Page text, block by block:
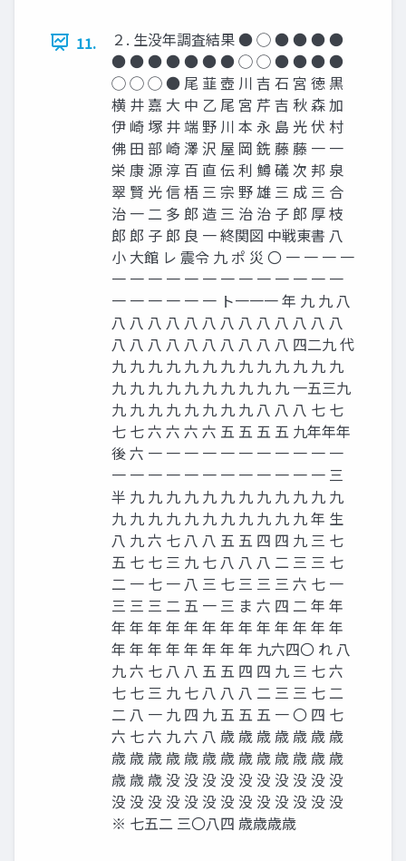
11.
２. 生没年調査結果 ● ◯ ● ● ● ●
● ● ● ● ● ● ● ◯ ◯ ● ● ● ●
◯ ◯ ◯ ● 尾 韮 壺 川 吉 石 宮 徳 黒
横 井 嘉 大 中 乙 尾 宮 芹 吉 秋 森 加
伊 崎 塚 井 端 野 川 本 永 島 光 伏 村
佛 田 部 崎 澤 沢 屋 岡 銑 藤 藤 一 一
栄 康 源 淳 百 直 伝 利 鱒 礒 次 邦 泉
翠 賢 光 信 梧 三 宗 野 雄 三 成 三 合
治 一 二 多 郎 造 三 治 治 子 郎 厚 枝
郎 郎 子 郎 良 一 終関図 中戦東書 八
小 大館 レ 震令 九 ポ 災 〇 一 一 一 一
一 一 一 一 一 一 一 一 一 一 一 一 一
一 一 一 一 一 一 ト一一一 年 九 九 八
八 八 八 八 八 八 八 八 八 八 八 八 八
八 八 八 八 八 八 八 八 八 八 四二九 代
九 九 九 九 九 九 九 九 九 九 九 九 九
九 九 九 九 九 九 九 九 九 九 一五三九
九 九 九 九 九 九 九 九 八 八 八 七 七
七 七 六 六 六 六 五 五 五 五 九年年年
後 六 一 一 一 一 一 一 一 一 一 一 一
一 一 一 一 一 一 一 一 一 一 一 一 三
半 九 九 九 九 九 九 九 九 九 九 九 九
九 九 九 九 九 九 九 九 九 九 九 年 生
八 九 六 七 八 八 五 五 四 四 九 三 七
五 七 七 三 九 七 八 八 八 二 三 三 七
二 一 七 一 八 三 七 三 三 三 六 七 一
三 三 三 二 五 一 三 ま 六 四 二 年 年
年 年 年 年 年 年 年 年 年 年 年 年 年
年 年 年 年 年 年 年 年 九六四〇 れ 八
九 六 七 八 八 五 五 四 四 九 三 七 六
七 七 三 九 七 八 八 八 二 三 三 七 二
二 八 一 九 四 九 五 五 五 一 〇 四 七
六 七 六 九 六 八 歳 歳 歳 歳 歳 歳 歳
歳 歳 歳 歳 歳 歳 歳 歳 歳 歳 歳 歳 歳
歳 歳 歳 没 没 没 没 没 没 没 没 没 没
没 没 没 没 没 没 没 没 没 没 没 没 没
※ 七五二 三〇八四 歳歳歳歳